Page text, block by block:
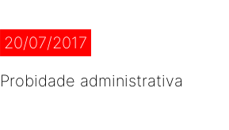
20/07/2017
Probidade administrativa